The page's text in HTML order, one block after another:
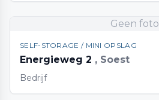
Geen foto
SELF-STORAGE / MINI OPSLAG
Energieweg 2 , Soest
Bedrijf